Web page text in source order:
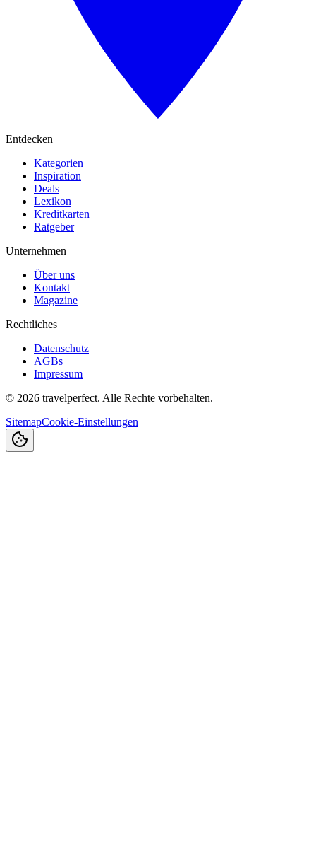
Entdecken
Kategorien
Inspiration
Deals
Lexikon
Kreditkarten
Ratgeber
Unternehmen
Über uns
Kontakt
Magazine
Rechtliches
Datenschutz
AGBs
Impressum
© 2026 travelperfect. Alle Rechte vorbehalten.
SitemapCookie-Einstellungen